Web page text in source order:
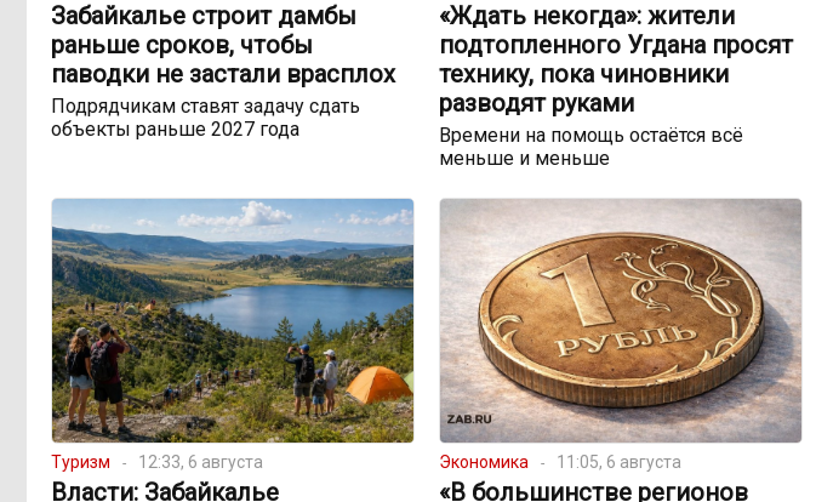
Забайкалье строит дамбы
раньше сроков, чтобы
паводки не застали врасплох
Подрядчикам ставят задачу сдать
объекты раньше 2027 года
«Ждать некогда»: жители
подтопленного Угдана просят
технику, пока чиновники
разводят руками
Времени на помощь остаётся всё
меньше и меньше
Туризм 12:33, 6 августа
Власти: Забайкалье
Экономика 11:05, 6 августа
«В большинстве регионов